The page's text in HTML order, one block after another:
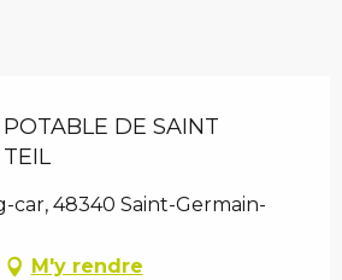
DE SAINT
car, 48340 Saint-Germain-
M'y rendre